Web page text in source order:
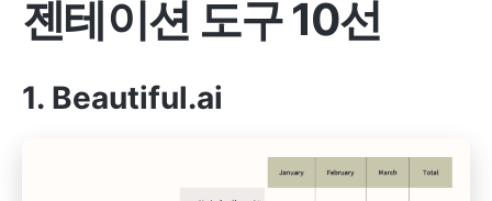
젠테이션 도구 10선
1. Beautiful.ai